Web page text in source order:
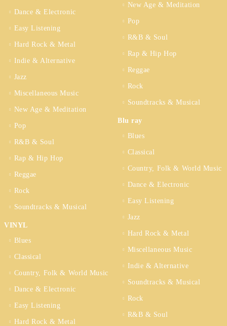
Dance & Electronic
Easy Listening
Hard Rock & Metal
Indie & Alternative
Jazz
Miscellaneous Music
New Age & Meditation
Pop
R&B & Soul
Rap & Hip Hop
Reggae
Rock
Soundtracks & Musical
VINYL
Blues
Classical
Country, Folk & World Music
Dance & Electronic
Easy Listening
Hard Rock & Metal
New Age & Meditation
Pop
R&B & Soul
Rap & Hip Hop
Reggae
Rock
Soundtracks & Musical
Blu ray
Blues
Classical
Country, Folk & World Music
Dance & Electronic
Easy Listening
Jazz
Hard Rock & Metal
Miscellaneous Music
Indie & Alternative
Soundtracks & Musical
Rock
R&B & Soul